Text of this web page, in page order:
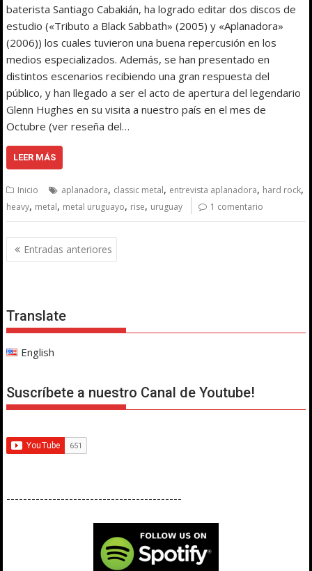
baterista Santiago Cabakián, ha logrado editar dos discos de
estudio («Tributo a Black Sabbath» (2005) y «Aplanadora»
(2006)) los cuales tuvieron una buena repercusión en los
medios especializados. Además, se han presentado en
distintos escenarios recibiendo una gran respuesta del
público, y han llegado a ser el acto de apertura del legendario
Glenn Hughes en su visita a nuestro país en el mes de
Octubre (ver reseña del…
LEER MÁS
Inicio aplanadora, classic metal, entrevista aplanadora, hard rock,
heavy, metal, metal uruguayo, rise, uruguay 1 comentario
Navegación
de
Entradas anteriores
Translate
English
Suscríbete a nuestro Canal de Youtube!
------------------------------------------